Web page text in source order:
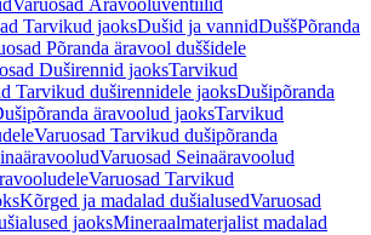
Varuosad Äravooluventiilid
Tarvikud jaoksDušid ja vannidDuššPõranda
Põranda äravool duššidele
Duširennid jaoksTarvikud
Tarvikud duširennidele jaoksDušipõranda
äravoolud jaoksTarvikud
Varuosad Tarvikud dušipõranda
Varuosad Seinaäravoolud
Varuosad Tarvikud
Kõrged ja madalad dušialusedVaruosad
jaoksMineraalmaterjalist madalad